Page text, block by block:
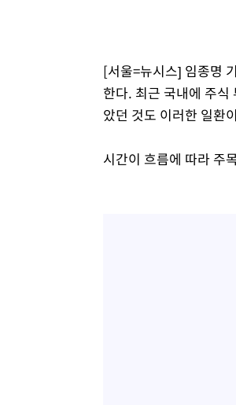
[서울=뉴시스] 임종명
한다. 최근 국내에 주식
았던 것도 이러한 일환
시간이 흐름에 따라 주